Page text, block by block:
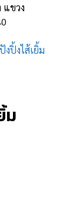
แขวง
ปิ้งไส้เยิ้ม
ม